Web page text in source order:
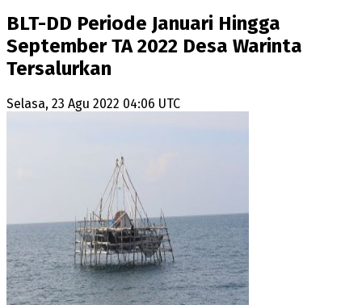
BLT-DD Periode Januari Hingga
September TA 2022 Desa Warinta
Tersalurkan
Selasa, 23 Agu 2022 04:06 UTC